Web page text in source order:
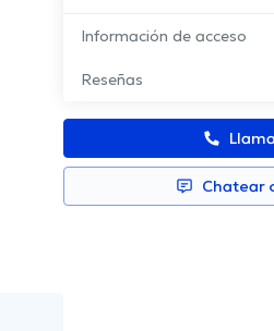
Información de acceso
Reseñas
Chatear